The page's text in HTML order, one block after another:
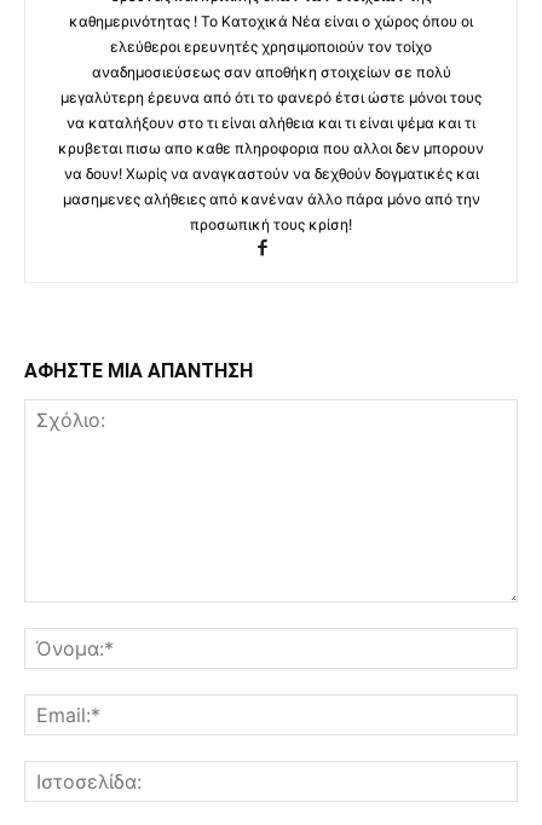
καθημερινότητας ! Το Κατοχικά Νέα είναι ο χώρος όπου οι
ελεύθεροι ερευνητές χρησιμοποιούν τον τοίχο
αναδημοσιεύσεως σαν αποθήκη στοιχείων σε πολύ
μεγαλύτερη έρευνα από ότι το φανερό έτσι ώστε μόνοι τους
να καταλήξουν στο τι είναι αλήθεια και τι είναι ψέμα και τι
κρυβεται πισω απο καθε πληροφορια που αλλοι δεν μπορουν
να δουν! Χωρίς να αναγκαστούν να δεχθούν δογματικές και
μασημενες αλήθειες από κανέναν άλλο πάρα μόνο από την
προσωπική τους κρίση!
ΑΦΗΣΤΕ ΜΙΑ ΑΠΑΝΤΗΣΗ